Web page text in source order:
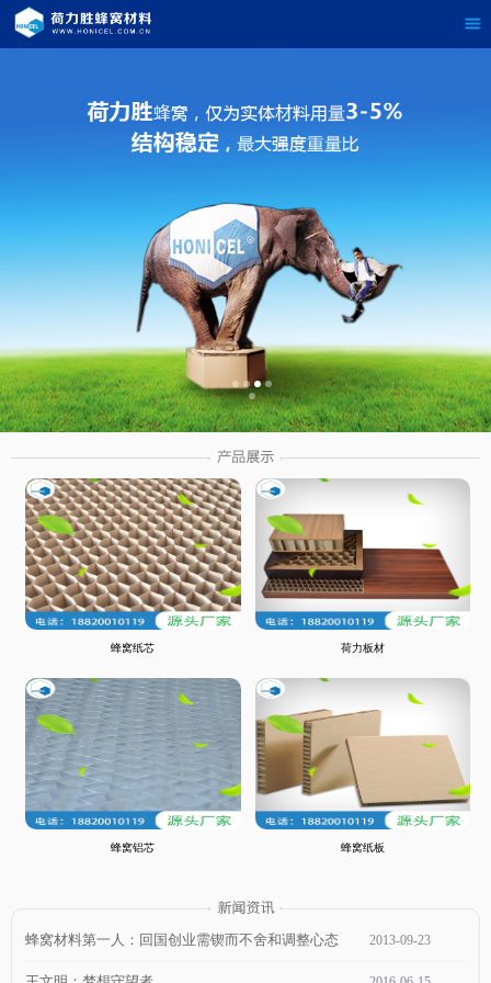
茶
蜂窝纸芯 荷力板材
蜂窝铝芯 蜂窝纸板
蜂窝材料第一人：回国创业需锲而不舍和调整心态 2013-09-23